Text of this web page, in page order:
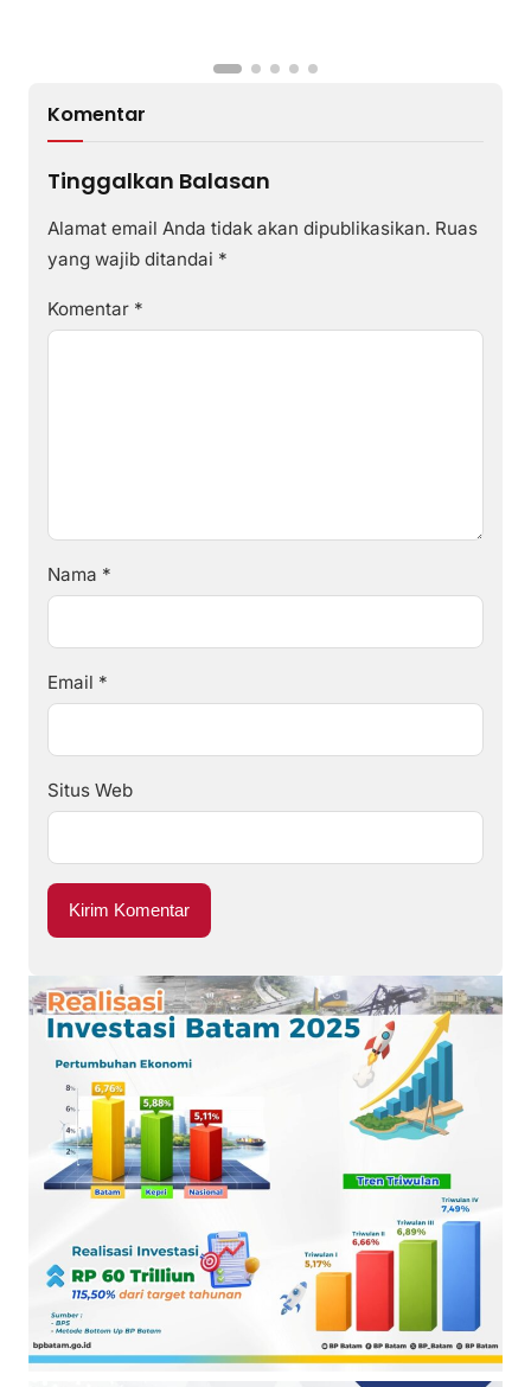
Komentar
Tinggalkan Balasan
Alamat email Anda tidak akan dipublikasikan. Ruas
yang wajib ditandai *
Komentar *
Nama *
Email *
Situs Web